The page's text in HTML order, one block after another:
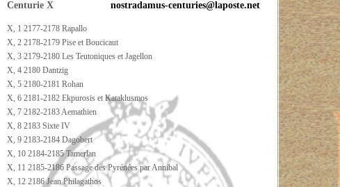
Centurie X
X, 1 2177-2178 Rapallo
X, 2 2178-2179 Pise et Boucicaut
X, 3 2179-2180 Les Teutoniques et Jagellon
X, 4 2180 Dantzig
X, 5 2180-2181 Rohan
X, 6 2181-2182 Ekpurosis et Kataklusmos
X, 7 2182-2183 Aemathien
X, 8 2183 Sixte IV
X, 9 2183-2184 Dagobert
X, 10 2184-2185 Tamerlan
X, 11 2185-2186 Passage des Pyrénées par Annibal
X, 12 2186 Jean Philagathos
nostradamus-centuries@laposte.net